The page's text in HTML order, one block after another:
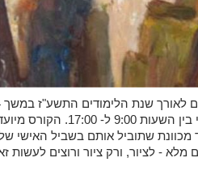
שיתקיימו בכל יום שני בין
מכוונת שתוביל אותם בשביל האישי
- לציור, ורק ציור ורוצים לעשות